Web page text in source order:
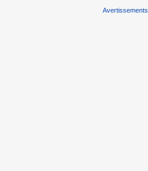
Avertissements